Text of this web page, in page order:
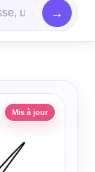
Mis à jour